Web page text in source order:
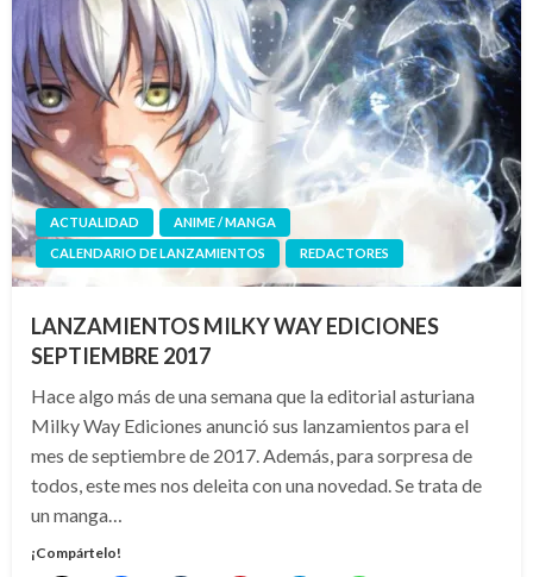
ACTUALIDAD
ANIME / MANGA
CALENDARIO DE LANZAMIENTOS
REDACTORES
LANZAMIENTOS MILKY WAY EDICIONES
SEPTIEMBRE 2017
Hace algo más de una semana que la editorial asturiana
Milky Way Ediciones anunció sus lanzamientos para el
mes de septiembre de 2017. Además, para sorpresa de
todos, este mes nos deleita con una novedad. Se trata de
un manga…
¡Compártelo!